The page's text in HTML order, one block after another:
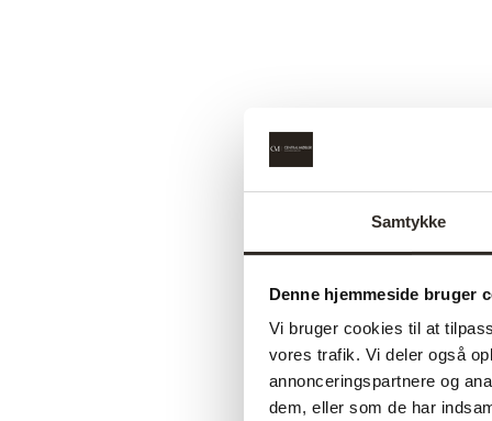
Samtykke
Denne hjemmeside bruger
Vi bruger cookies til at
vores trafik. Vi deler også
annonceringspartnere og
dem, eller som de har
Udsalg